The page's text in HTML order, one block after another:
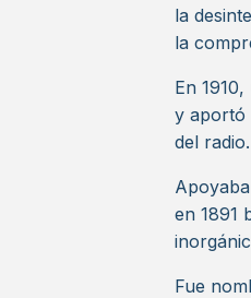
la
la
En
y aportó
del radio.
en 1891
Fue